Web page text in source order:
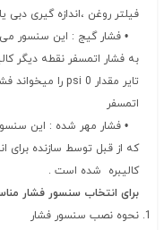
فیلتر روغن ،اندازه گیری
• فشار گیج : این سنسور می
به فشار اتمسفر نقطه دیگر
اتمسفر
• فشار مهر شده : این
که از قبل توسط سازنده
کالیبره شده است .
برای انتخاب سنسور فشار
نحوه نصب سنسور فشار